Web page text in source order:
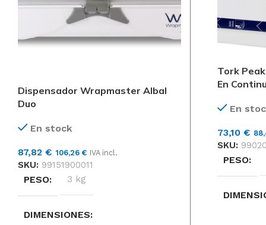
Dispensador Wrapmaster Albal
Duo
En stock
87,82 € 106,26 € IVA incl.
SKU: 99151900011
PESO 3 kg
DIMENSIONES
Tork
En
En
73,10 €
SKU:
PESO